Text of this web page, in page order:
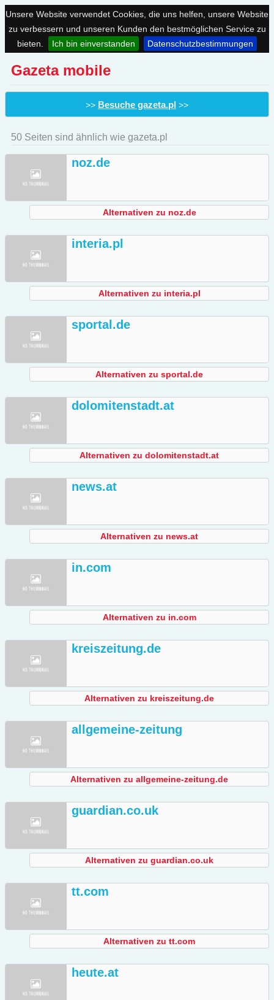
Unsere Website verwendet Cookies, die uns helfen, unsere Website
zu verbessern und unseren Kunden den bestmöglichen Service zu
bieten.
Ich bin einverstanden Datenschutzbestimmungen
Gazeta mobile
>> Besuche gazeta.pl >>
50 Seiten sind ähnlich wie gazeta.pl
noz.de
Alternativen zu noz.de
interia.pl
Alternativen zu interia.pl
sportal.de
Alternativen zu sportal.de
dolomitenstadt.at
Alternativen zu dolomitenstadt.at
news.at
Alternativen zu news.at
in.com
Alternativen zu in.com
kreiszeitung.de
Alternativen zu kreiszeitung.de
allgemeine-zeitung
Alternativen zu allgemeine-zeitung.de
guardian.co.uk
Alternativen zu guardian.co.uk
tt.com
Alternativen zu tt.com
heute.at